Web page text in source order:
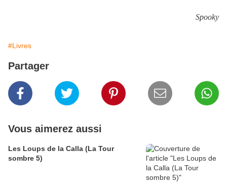
Spooky
#Livres
Partager
Vous aimerez aussi
Les Loups de la Calla (La Tour
sombre 5)